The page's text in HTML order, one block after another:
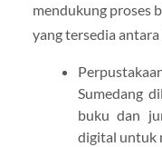
mendukung proses
yang tersedia antara
Sumedang
buku dan
digital untuk